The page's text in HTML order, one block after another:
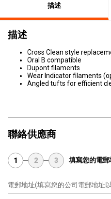
描述
描述
Cross Clean style
Oral B compatible
Dupont filaments
Wear Indicator filaments
Angled tufts for efficient
聯絡供應商
1 2 3 填寫您的電郵
電郵地址(填寫您的公司電郵地址